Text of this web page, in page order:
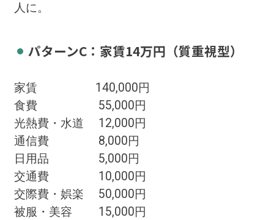
人に。
パターンC：家賃14万円（質重視型）
家賃 140,000円
食費 55,000円
光熱費・水道 12,000円
通信費 8,000円
日用品 5,000円
交通費 10,000円
交際費・娯楽 50,000円
被服・美容 15,000円